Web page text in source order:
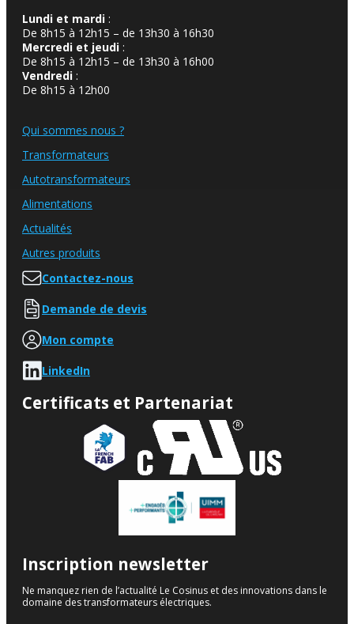
Lundi et mardi :
De 8h15 à 12h15 – de 13h30 à 16h30
Mercredi et jeudi :
De 8h15 à 12h15 – de 13h30 à 16h00
Vendredi :
De 8h15 à 12h00
Qui sommes nous ?
Transformateurs
Autotransformateurs
Alimentations
Actualités
Autres produits
Contactez-nous
Demande de devis
Mon compte
LinkedIn
Certificats et Partenariat
Inscription newsletter
Ne manquez rien de l’actualité Le Cosinus et des innovations dans le
domaine des transformateurs électriques.